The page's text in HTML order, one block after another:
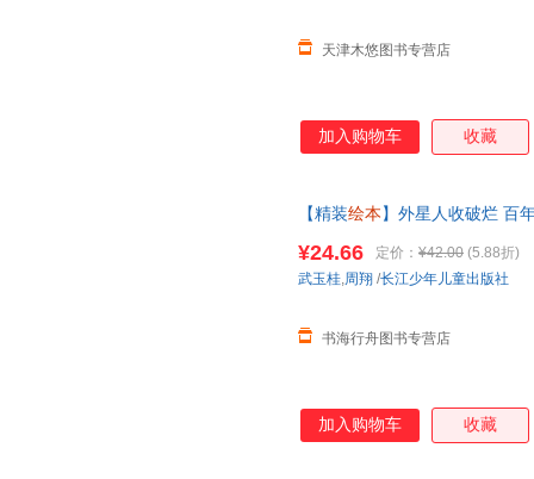
天津木悠图书专营店
加入购物车 收藏
【精装绘本 】外星人收破烂 百
¥24.66 定价： ¥42.00 (5.88折)
书海行舟图书专营店
武玉桂,周翔 /长江少年儿童出版社
加入购物车 收藏